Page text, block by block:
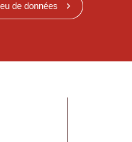
de données